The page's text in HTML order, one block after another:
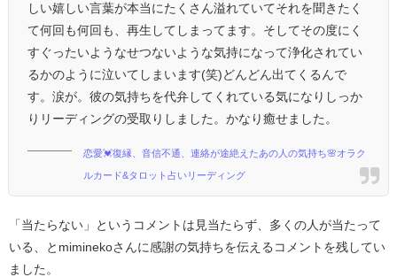
しい嬉しい言葉が本当にたくさん溢れていてそれを聞きたく
て何回も何回も、再生してしまってます。そしてその度にく
すぐったいようなせつないような気持になって浄化されてい
るかのように泣いてしまいます(笑)どんどん出てくるんで
す。涙が。彼の気持ちを代弁してくれている気になりしっか
りリーディングの受取りしました。かなり癒せました。
恋愛💓復縁、音信不通、連絡が途絶えたあの人の気持ち🌸オラク
ルカード&タロット占いリーディング
「当たらない」というコメントは見当たらず、多くの人が当たって
いる、とmiminekoさんに感謝の気持ちを伝えるコメントを残してい
ました。